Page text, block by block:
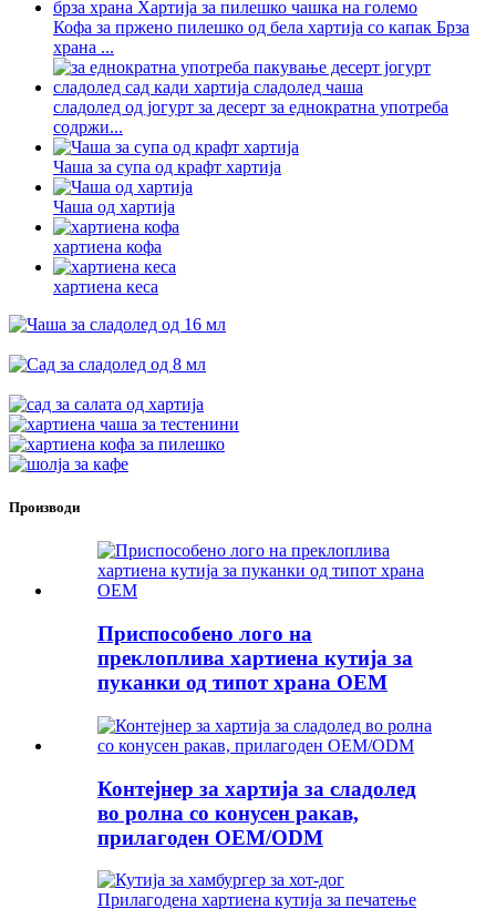
Кофа за пржено пилешко од бела хартија со капак Брза
храна ...
сладолед од јогурт за десерт за еднократна употреба
содржи...
Чаша за супа од крафт хартија
Чаша од хартија
хартиена кофа
хартиена кеса
Производи
Приспособено лого на
преклоплива хартиена кутија за
пуканки од типот храна OEM
Контејнер за хартија за сладолед
во ролна со конусен ракав,
прилагоден OEM/ODM